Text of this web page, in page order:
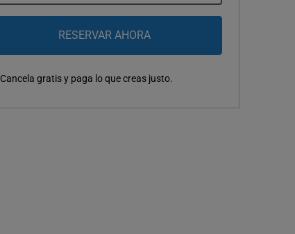
Cancela gratis y paga lo que creas justo.